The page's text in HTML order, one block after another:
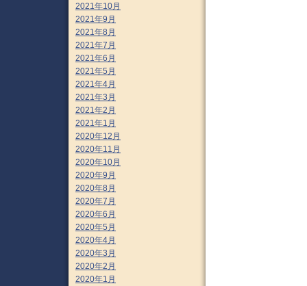
2021年10月
2021年9月
2021年8月
2021年7月
2021年6月
2021年5月
2021年4月
2021年3月
2021年2月
2021年1月
2020年12月
2020年11月
2020年10月
2020年9月
2020年8月
2020年7月
2020年6月
2020年5月
2020年4月
2020年3月
2020年2月
2020年1月